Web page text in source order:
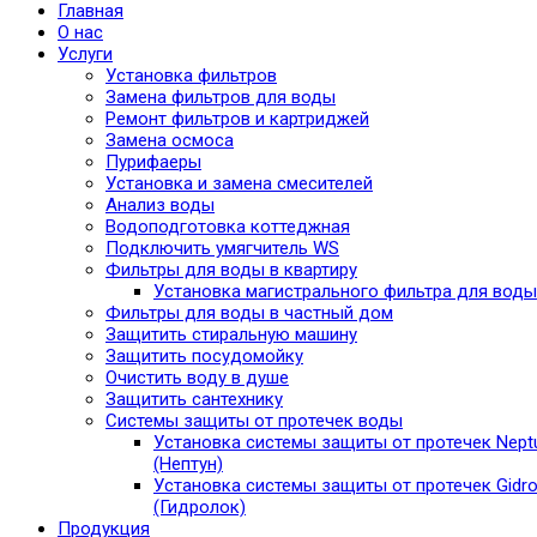
Главная
О нас
Услуги
Установка фильтров
Замена фильтров для воды
Ремонт фильтров и картриджей
Замена осмоса
Пурифаеры
Установка и замена смесителей
Анализ воды
Водоподготовка коттеджная
Подключить умягчитель WS
Фильтры для воды в квартиру
Установка магистрального фильтра для воды
Фильтры для воды в частный дом
Защитить стиральную машину
Защитить посудомойку
Очистить воду в душе
Защитить сантехнику
Системы защиты от протечек воды
Установка системы защиты от протечек
(Нептун)
Установка системы защиты от протечек
(Гидролок)
Продукция